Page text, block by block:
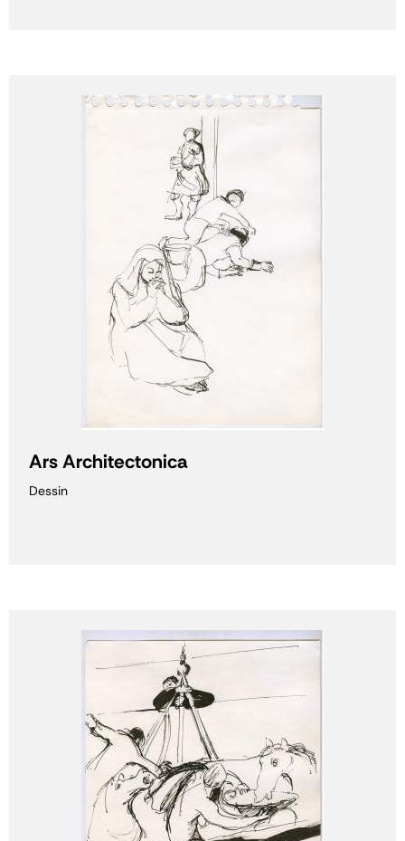
Ars Architectonica
Dessin